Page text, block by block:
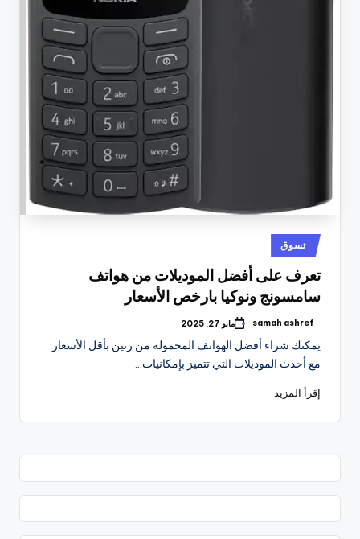
نُشر
في
تسوق
تعرف على أفضل الموديلات من هواتف
سامسونج ونوكيا بارخص الأسعار
تمّ
بواسطة
samah ashref مايو 27, 2025
يمكنك شراء أفضل الهواتف المحمولة من رنين بأقل الأسعار
مع أحدث الموديلات التي تتميز بإمكانيات…
إقرأ المزيد